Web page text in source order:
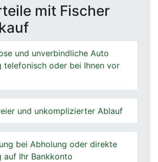
mit Fischer
und unverbindliche Auto
telefonisch oder bei Ihnen vor
und unkomplizierter Ablauf
bei Abholung oder direkte
auf Ihr Bankkonto